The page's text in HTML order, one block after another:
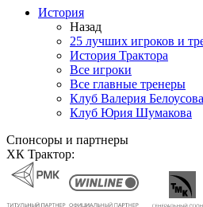
История
Назад
25 лучших игроков и
История Трактора
Все игроки
Все главные тренеры
Клуб Валерия Белоусова
Клуб Юрия Шумакова
Спонсоры и партнеры
ХК Трактор: